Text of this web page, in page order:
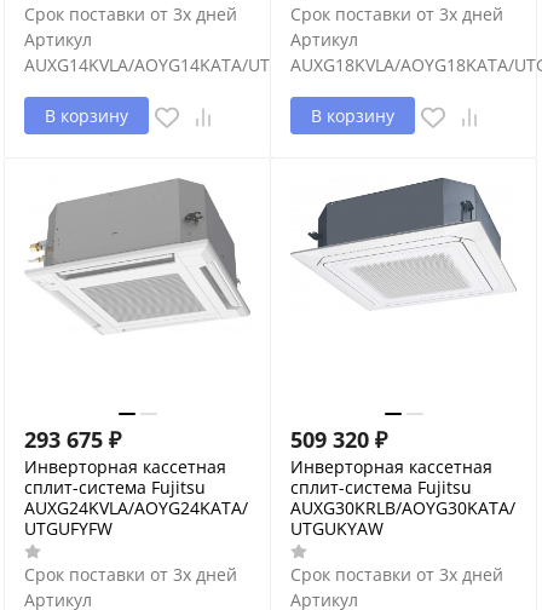
Срок поставки от 3х дней
Артикул
AUXG14KVLA/AOYG14KATA/UTGUFYFW
В корзину
Срок поставки от 3х дней
Артикул
AUXG18KVLA/AOYG18KATA/
В корзину
293 675 ₽
Инверторная кассетная
сплит-система Fujitsu
AUXG24KVLA/AOYG24KATA/
UTGUFYFW
Срок поставки от 3х дней
Артикул
509 320 ₽
Инверторная кассетная
сплит-система Fujitsu
AUXG30KRLB/AOYG30KATA/
UTGUKYAW
Срок поставки от 3х дней
Артикул